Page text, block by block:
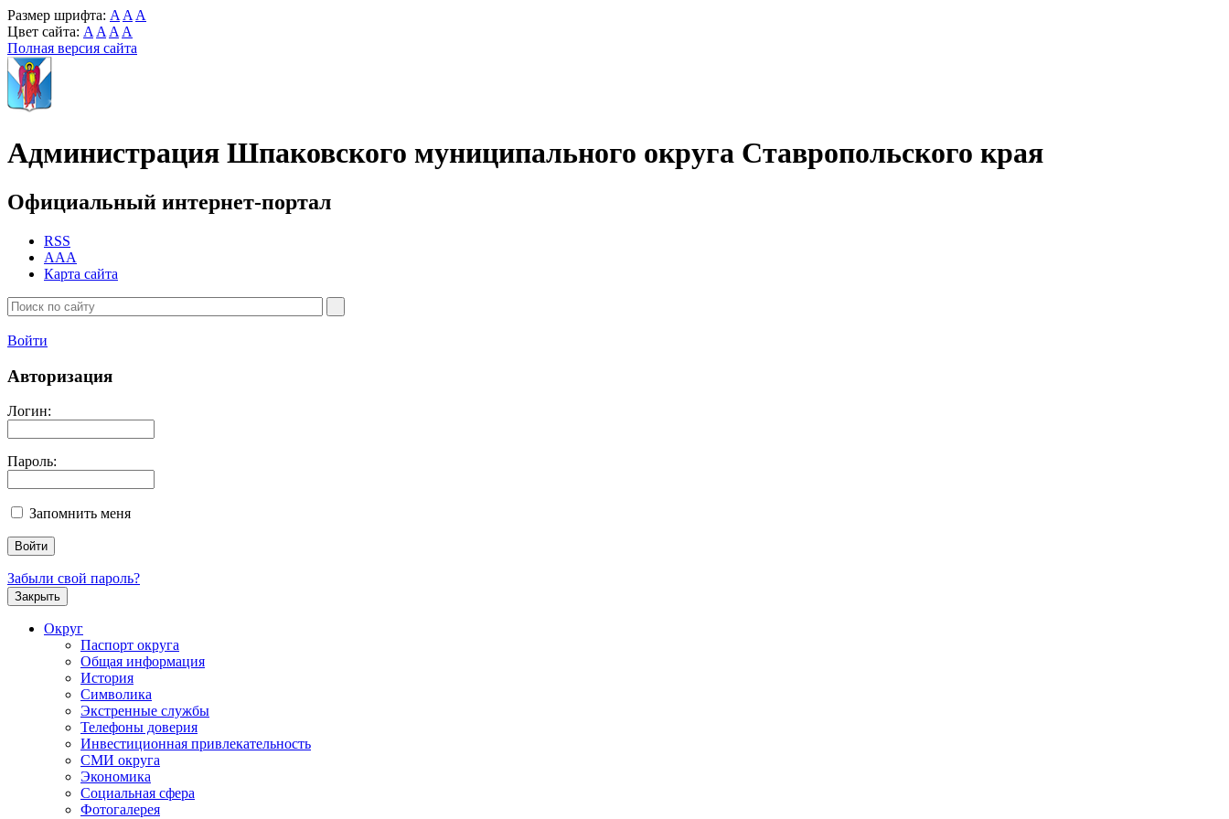
Размер шрифта: A A A
Цвет сайта: A A A A
Полная версия сайта
Администрация Шпаковского муниципального округа Ставропольского края
Официальный интернет-портал
RSS
AAA
Карта сайта
Войти
Авторизация
Логин:
Пароль:
Запомнить меня
Забыли свой пароль?
Закрыть
Округ
Паспорт округа
Общая информация
История
Символика
Экстренные службы
Телефоны доверия
Инвестиционная привлекательность
СМИ округа
Экономика
Социальная сфера
Фотогалерея